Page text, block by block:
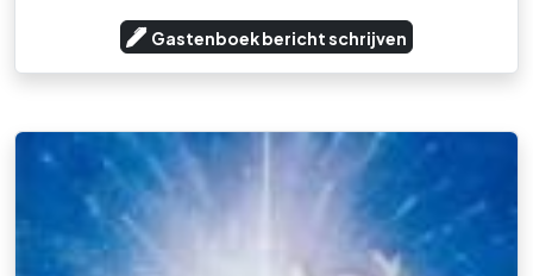
Gastenboek bericht schrijven